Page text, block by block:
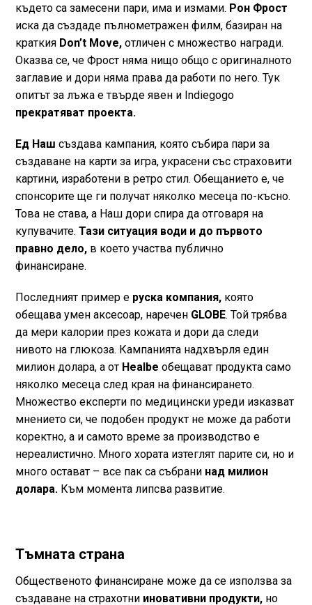
където са замесени пари, има и измами. Рон Фрост
иска да създаде пълнометражен филм, базиран на
краткия Don’t Move, отличен с множество награди.
Оказва се, че Фрост няма нищо общо с оригиналното
заглавие и дори няма права да работи по него. Тук
опитът за лъжа е твърде явен и Indiegogo
прекратяват проекта.
Ед Наш създава кампания, която събира пари за
създаване на карти за игра, украсени със страховити
картини, изработени в ретро стил. Обещанието е, че
спонсорите ще ги получат няколко месеца по-късно.
Това не става, а Наш дори спира да отговаря на
купувачите. Тази ситуация води и до първото
правно дело,в което участва публично
финансиране.
Последният пример е руска компания,която
обещава умен аксесоар, наречен GLOBE. Той трябва
да мери калории през кожата и дори да следи
нивото на глюкоза. Кампанията надхвърля един
милион долара, а отHealbe обещават продукта само
няколко месеца след края на финансирането.
Множество експерти по медицински уреди изказват
мнението си, че подобен продукт не може да работи
коректно, а и самото време за производство е
нереалистично. Много хората изтеглят парите си, но и
много остават – все пак са събрани над милион
долара. Към момента липсва развитие.
Тъмната страна
Общественото финансиране може да се използва за
създаване на страхотни иновативни продукти,но